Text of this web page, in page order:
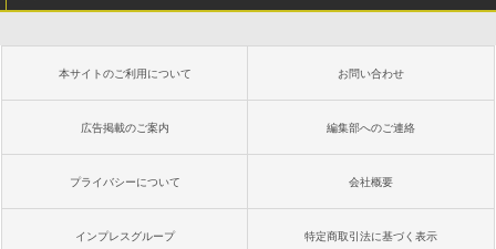
本サイトのご利用について お問い合わせ
広告掲載のご案内 編集部へのご連絡
プライバシーについて 会社概要
インプレスグループ 特定商取引法に基づく表示